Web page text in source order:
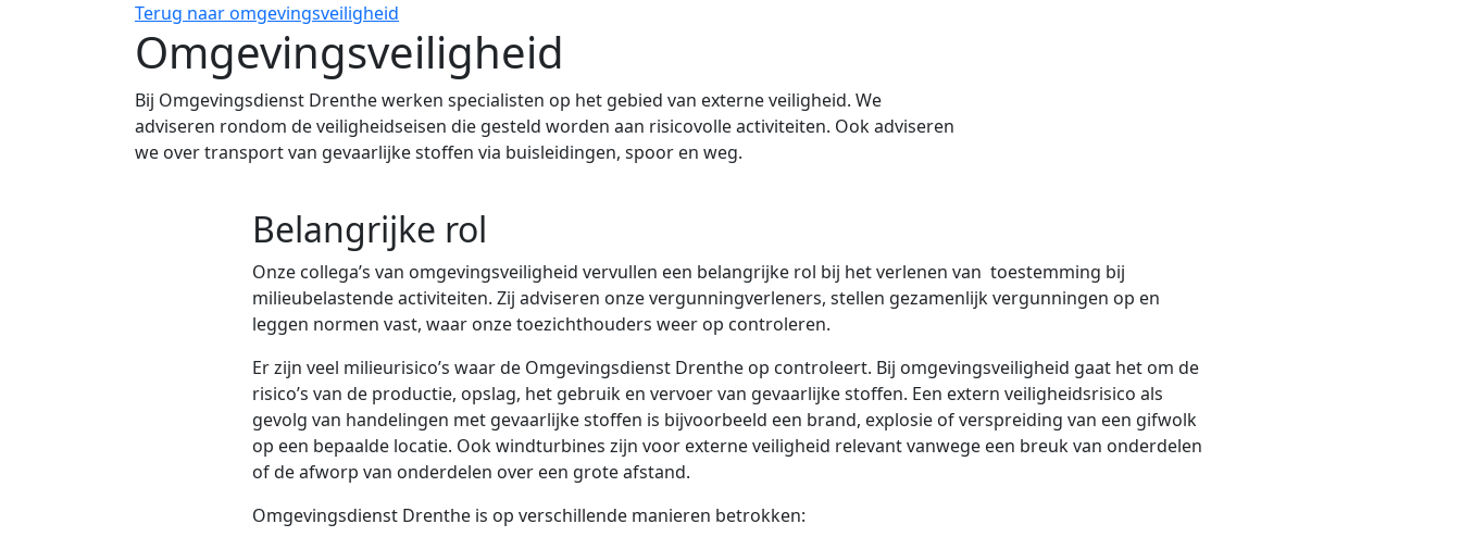
Terug naaromgevingsveiligheid
Omgevingsveiligheid
Bij Omgevingsdienst Drenthe werken specialisten op het gebied van externe veiligheid. We
adviseren rondom de veiligheidseisen die gesteld worden aan risicovolle activiteiten. Ook adviseren
we over transport van gevaarlijke stoffen via buisleidingen, spoor en weg.
Belangrijke rol
Onze collega’s van omgevingsveiligheid vervullen een belangrijke rol bij het verlenen van toestemming bij
milieubelastende activiteiten. Zij adviseren onze vergunningverleners, stellen gezamenlijk vergunningen op en
leggen normen vast, waar onze toezichthouders weer op controleren.
Er zijn veel milieurisico’s waar de Omgevingsdienst Drenthe op controleert. Bij omgevingsveiligheid gaat het om de
risico’s van de productie, opslag, het gebruik en vervoer van gevaarlijke stoffen. Een extern veiligheidsrisico als
gevolg van handelingen met gevaarlijke stoffen is bijvoorbeeld een brand, explosie of verspreiding van een gifwolk
op een bepaalde locatie. Ook windturbines zijn voor externe veiligheid relevant vanwege een breuk van onderdelen
of de afworp van onderdelen over een grote afstand.
Omgevingsdienst Drenthe is op verschillende manieren betrokken: